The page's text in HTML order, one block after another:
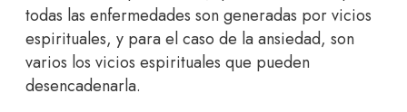
todas las enfermedades son generadas por vicios
espirituales, y para el caso de la ansiedad, son
varios los vicios espirituales que pueden
desencadenarla.